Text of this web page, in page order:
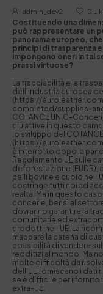
admin_dev2 0
Costituendo una
può rappresentare un
panorama europeo,
principi di trasparenza
impongono oneri in tal
prassi virtuose?
La tracciabilità e la
dell’industria europea
(https://
completed/supplies-
COTANCE UNIC-
più attive in questo
lo sviluppo del
(https://
è interrotto dopo la
Regolamento UE sulle
deforestazione (EUDR),
pelli bovine e cuoio
costringe tutti noi ad
realtà. Ma in questo
concerie, bensì al
dovranno garantire la
comunitarie ed
prodotti nell’UE. La
mappare la catena di
possibilità di vendere sul
redditizi al mondo. Ma
molte difficoltà da
dell’UE forniscano i
se è difficile per i
extra-UE.